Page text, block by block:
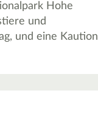
Hohe
und
und eine Kaution